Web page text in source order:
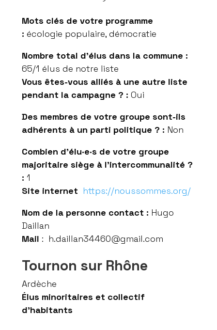
Mots clés de votre programme
: écologie populaire, démocratie
Nombre total d’élus dans la commune :
65/1 élus de notre liste
Vous êtes-vous alliés à une autre liste
pendant la campagne ? : Oui
Des membres de votre groupe sont-ils
adhérents à un parti politique ? : Non
Combien d’élu·e·s de votre groupe
majoritaire siège à l’intercommunalité ?
: 1
Site internet https://noussommes.org/
Nom de la personne contact : Hugo
Daillan
Mail : h.daillan34460@gmail.com
Tournon sur Rhône
Ardèche
Élus minoritaires et collectif
d’habitants